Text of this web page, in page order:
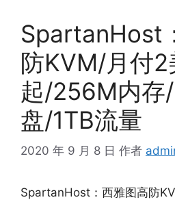
SpartanHost
防KVM/月付2
起/256M内存
盘/1TB流量
2020 年 9 月 8 日 作者
SpartanHost：西雅图高防